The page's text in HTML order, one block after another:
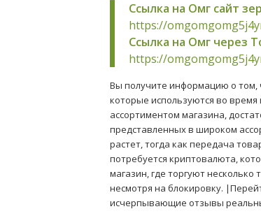
Ссылка на Омг сайт
https://
Ссылка на Омг через
https://
Вы получите информацию о том,
которые используются во
ассортиментом магазина,
представленных в широком
растет, тогда как передача
потребуется криптовалюта,
магазин, где торгуют несколько
несмотря на блокировку.
исчерпывающие отзывы